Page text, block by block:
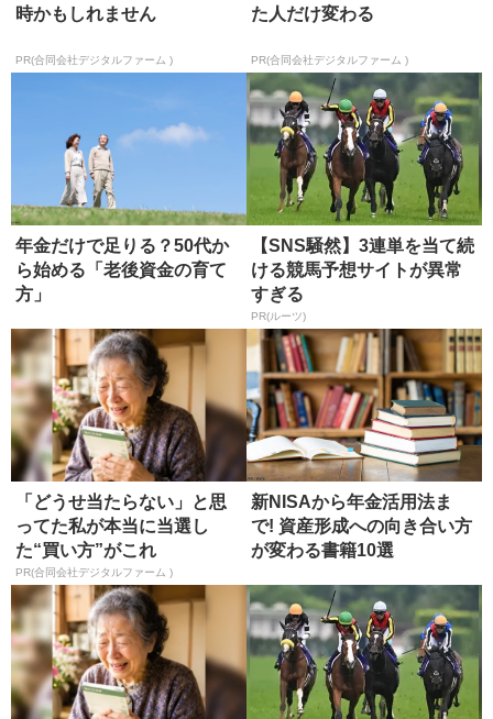
時かもしれません
PR(合同会社デジタルファーム )
た人だけ変わる
PR(合同会社デジタルファーム )
年金だけで足りる？50代か
ら始める「老後資金の育て
方」
【SNS騒然】3連単を当て続
ける競馬予想サイトが異常
すぎる
PR(ルーツ)
「どうせ当たらない」と思
ってた私が本当に当選し
た“買い方”がこれ
PR(合同会社デジタルファーム )
新NISAから年金活用法ま
で! 資産形成への向き合い方
が変わる書籍10選